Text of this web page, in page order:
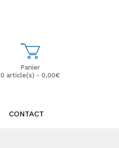
Panier
0 article(s) - 0,00€
CONTACT